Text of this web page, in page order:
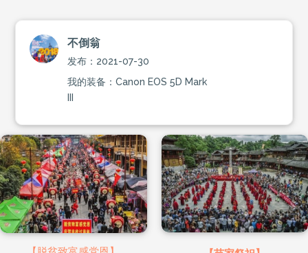
不倒翁
发布：2021-07-30
我的装备：Canon EOS 5D Mark
III